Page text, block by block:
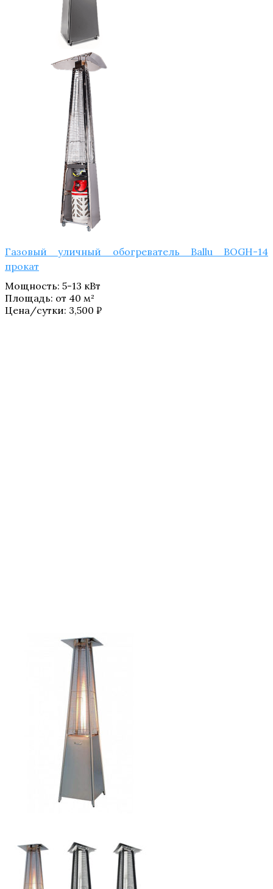
Газовый уличный обогреватель Ballu BOGH-14
прокат
Мощность: 5-13 кВт
Площадь: от 40 м²
Цена/сутки: 3,500 ₽